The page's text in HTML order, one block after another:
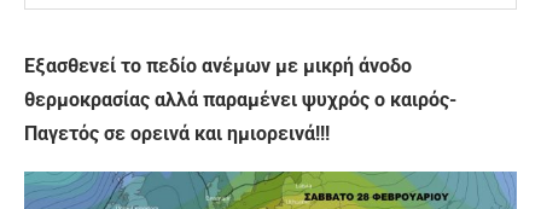
Εξασθενεί το πεδίο ανέμων με μικρή άνοδο
θερμοκρασίας αλλά παραμένει ψυχρός ο καιρός-
Παγετός σε ορεινά και ημιορεινά!!!